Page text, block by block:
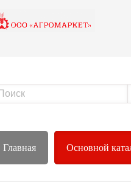
Главная Основной